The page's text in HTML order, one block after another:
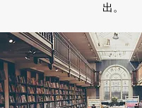
出。